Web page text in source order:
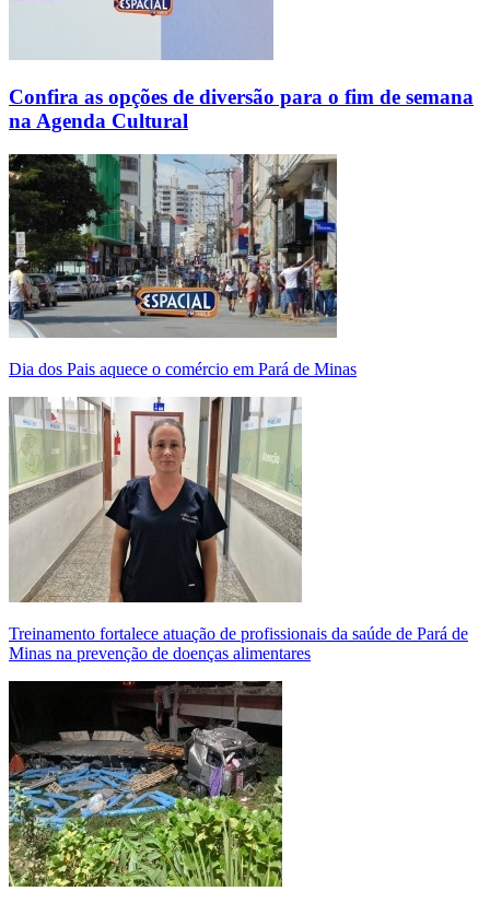
Confira as opções de diversão para o fim de semana
na Agenda Cultural
Dia dos Pais aquece o comércio em Pará de Minas
Treinamento fortalece atuação de profissionais da saúde de Pará de
Minas na prevenção de doenças alimentares